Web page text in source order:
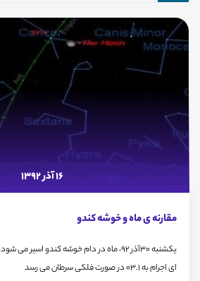
16 آذر 1392
مقارنه ی ماه و خوشه کندو
یکشنبه 30آذر 92، ماه در دام خوشه کندو اسیر
ای اجرام به 03.1 در صورت فلکی سرطان می رسد